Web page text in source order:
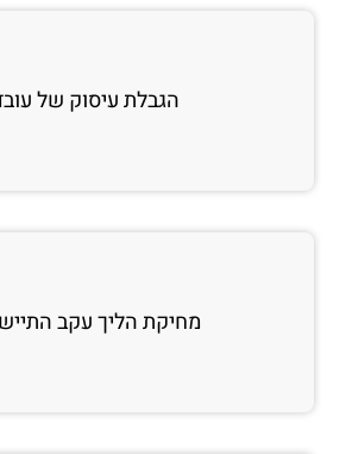
הגבלת עיסוק של
מחיקת הליך עקב